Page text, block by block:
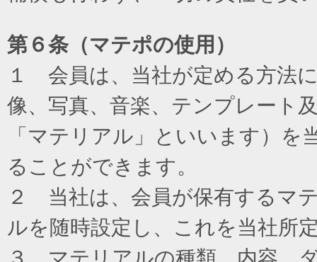
第６条（マテポの使用）
１ 会員は、当社が定める方法
像、写真、音楽、テンプレート
「マテリアル」といいます）
ることができます。
２ 当社は、会員が保有するマ
ルを随時設定し、これを当社所